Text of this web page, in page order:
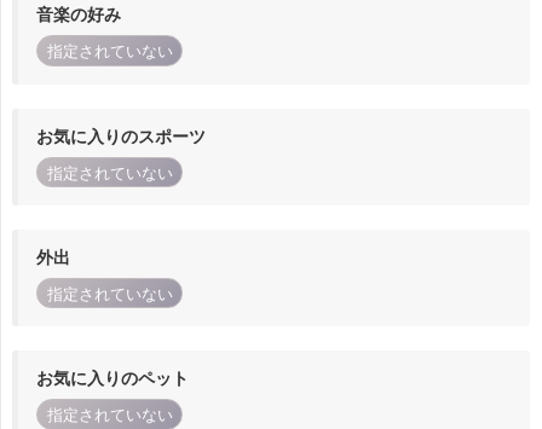
音楽の好み
指定されていない
お気に入りのスポーツ
指定されていない
外出
指定されていない
お気に入りのペット
指定されていない